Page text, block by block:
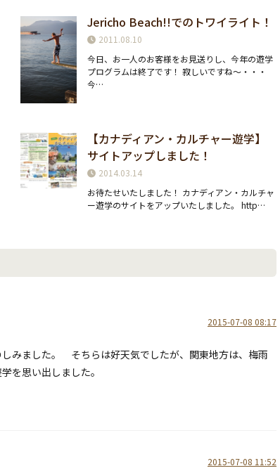
Jericho Beach!!でのトワイライト！
2011.08.10
今日、お一人のお客様をお見送りし、今年の遊学
プログラムは終了です！ 寂しいですね〜・・・
今…
【カナディアン・カルチャー遊学】
サイトアップしました！
2014.03.14
お待たせいたしました！ カナディアン・カルチャ
ー遊学のサイトをアップいたしました。 http…
2015-07-08 08:17
みました。 そちらは好天気でしたが、関東地方は、梅雨
学を思い出しました。
2015-07-08 11:52